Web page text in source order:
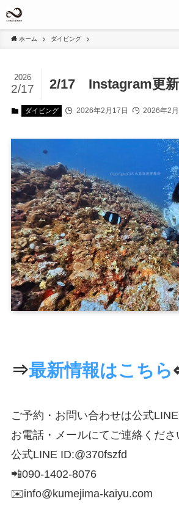
ホーム ダイビング
2/17 Instagram更新
2026
2/17
ダイビング 2026年2月17日 2026年2
⇒最新情報はこちら
ご予約・お問い合わせは公式LINE
お電話・メールにてご連絡くださ
公式LINE ID:@370fszfd
📲090-1402-8076
✉️info@kumejima-kaiyu.com